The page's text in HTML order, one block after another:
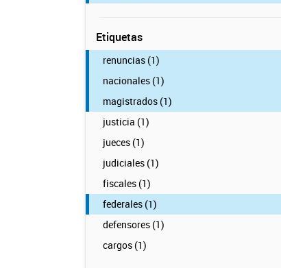
Etiquetas
renuncias (1)
nacionales (1)
magistrados (1)
justicia (1)
jueces (1)
judiciales (1)
fiscales (1)
federales (1)
defensores (1)
cargos (1)